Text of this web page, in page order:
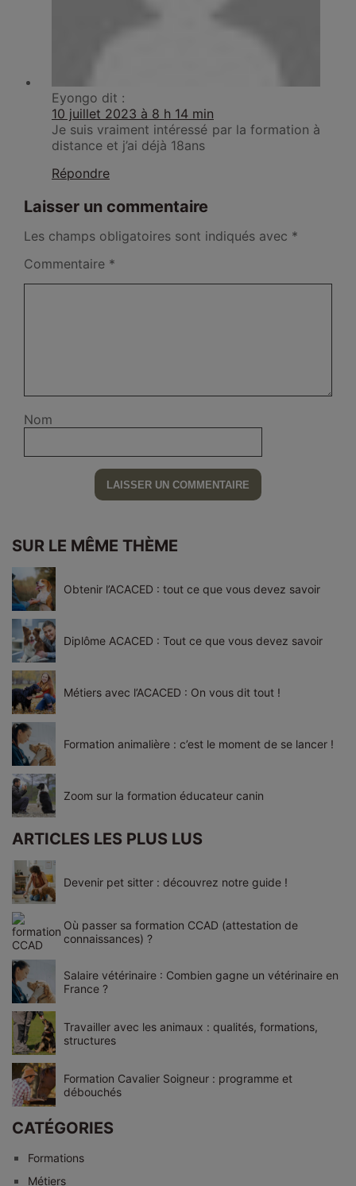
Eyongo dit :
10 juillet 2023 à 8 h 14 min
Je suis vraiment intéressé par la formation à
distance et j’ai déjà 18ans
Répondre
Laisser un commentaire
Les champs obligatoires sont indiqués avec *
Commentaire *
Nom
SUR LE MÊME THÈME
Obtenir l’ACACED : tout ce que vous devez savoir
Diplôme ACACED : Tout ce que vous devez savoir
Métiers avec l’ACACED : On vous dit tout !
Formation animalière : c’est le moment de se lancer !
Zoom sur la formation éducateur canin
ARTICLES LES PLUS LUS
Devenir pet sitter : découvrez notre guide !
Où passer sa formation CCAD (attestation de
connaissances) ?
Salaire vétérinaire : Combien gagne un vétérinaire en
France ?
Travailler avec les animaux : qualités, formations,
structures
Formation Cavalier Soigneur : programme et
débouchés
CATÉGORIES
Formations
Métiers